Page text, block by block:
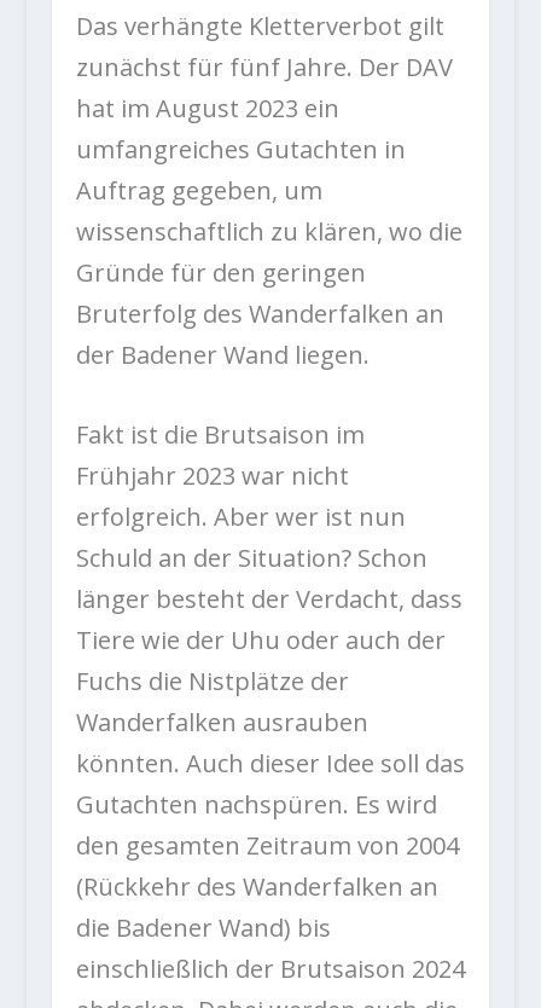
Das verhängte Kletterverbot gilt
zunächst für fünf Jahre. Der DAV
hat im August 2023 ein
umfangreiches Gutachten in
Auftrag gegeben, um
wissenschaftlich zu klären, wo die
Gründe für den geringen
Bruterfolg des Wanderfalken an
der Badener Wand liegen.
Fakt ist die Brutsaison im
Frühjahr 2023 war nicht
erfolgreich. Aber wer ist nun
Schuld an der Situation? Schon
länger besteht der Verdacht, dass
Tiere wie der Uhu oder auch der
Fuchs die Nistplätze der
Wanderfalken ausrauben
könnten. Auch dieser Idee soll das
Gutachten nachspüren. Es wird
den gesamten Zeitraum von 2004
(Rückkehr des Wanderfalken an
die Badener Wand) bis
einschließlich der Brutsaison 2024